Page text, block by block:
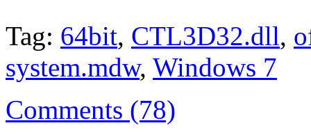
Tag: 64bit, CTL3D32.dll,
system.mdw, Windows 7
Comments (78)